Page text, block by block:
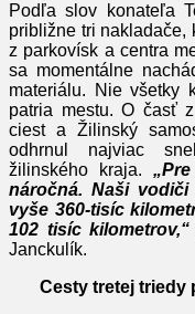
Podľa slov konateľa
približne tri nakladače,
z parkovísk a centra
sa momentálne
materiálu. Nie všetky
patria mestu. O časť
ciest a Žilinský
odhrnul najviac
žilinského kraja.
náročná. Naši
vyše 360-tisíc
102 tisíc kilometrov,“
Janckulík.
Cesty tretej triedy